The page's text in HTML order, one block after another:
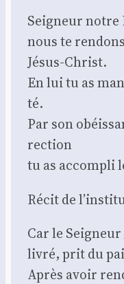
Sei­gneur notre
nous te
Jésus-Christ.
En lui tu as
té.
Par son
rec­tion
tu as accom­pli
Récit de
Car le
livré, prit du
Après avoir